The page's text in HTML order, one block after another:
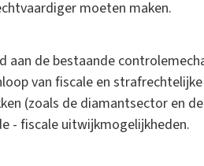
moeten maken.
de bestaande
van fiscale en
(zoals de diamantsector en
- fiscale uitwijkmogelijkheden.